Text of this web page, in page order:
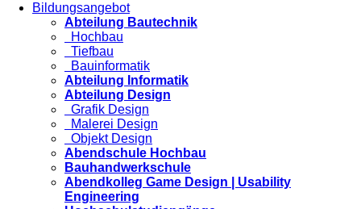
Bildungsangebot
Abteilung Bautechnik
Hochbau
Tiefbau
Bauinformatik
Abteilung Informatik
Abteilung Design
Grafik Design
Malerei Design
Objekt Design
Abendschule Hochbau
Bauhandwerkschule
Abendkolleg Game Design | Usability
Engineering